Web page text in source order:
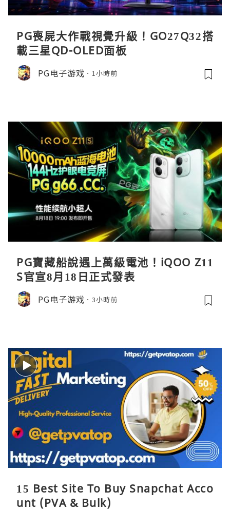
PG喪屍大作戰視覺升級！GO27Q32搭
載三星QD-OLED面板
PG电子游戏 1小時前
PG寶藏船說遇上萬級電池！iQOO Z11
S官宣8月18日正式發表
PG电子游戏 3小時前
15 Best Site To Buy Snapchat Acco
unt (PVA & Bulk)